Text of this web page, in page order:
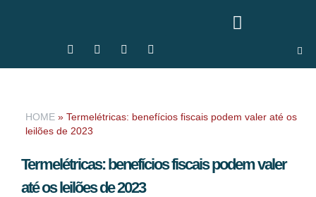
HOME » Termelétricas: benefícios fiscais podem valer até os
leilões de 2023
Termelétricas: benefícios fiscais podem valer
até os leilões de 2023